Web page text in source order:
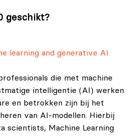
geschikt?
learning and generative AI
die met machine
intelligentie (AI) werken
en betrokken zijn bij het
van AI-modellen. Hierbij
scientists, Machine Learning